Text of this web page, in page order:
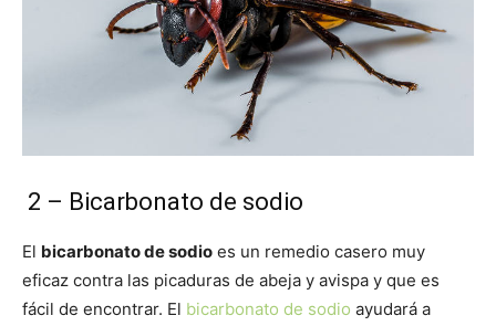
2 – Bicarbonato de sodio
El bicarbonato de sodio es un remedio casero muy
eficaz contra las picaduras de abeja y avispa y que es
fácil de encontrar. El bicarbonato de sodio ayudará a